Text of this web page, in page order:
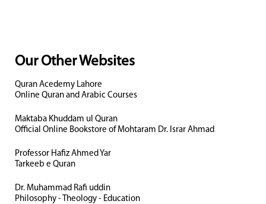
Our Other Websites
Quran Acedemy Lahore
Online Quran and Arabic Courses
Maktaba Khuddam ul Quran
Official Online Bookstore of Mohtaram Dr. Israr Ahmad
Professor Hafiz Ahmed Yar
Tarkeeb e Quran
Dr. Muhammad Rafi uddin
Philosophy - Theology - Education